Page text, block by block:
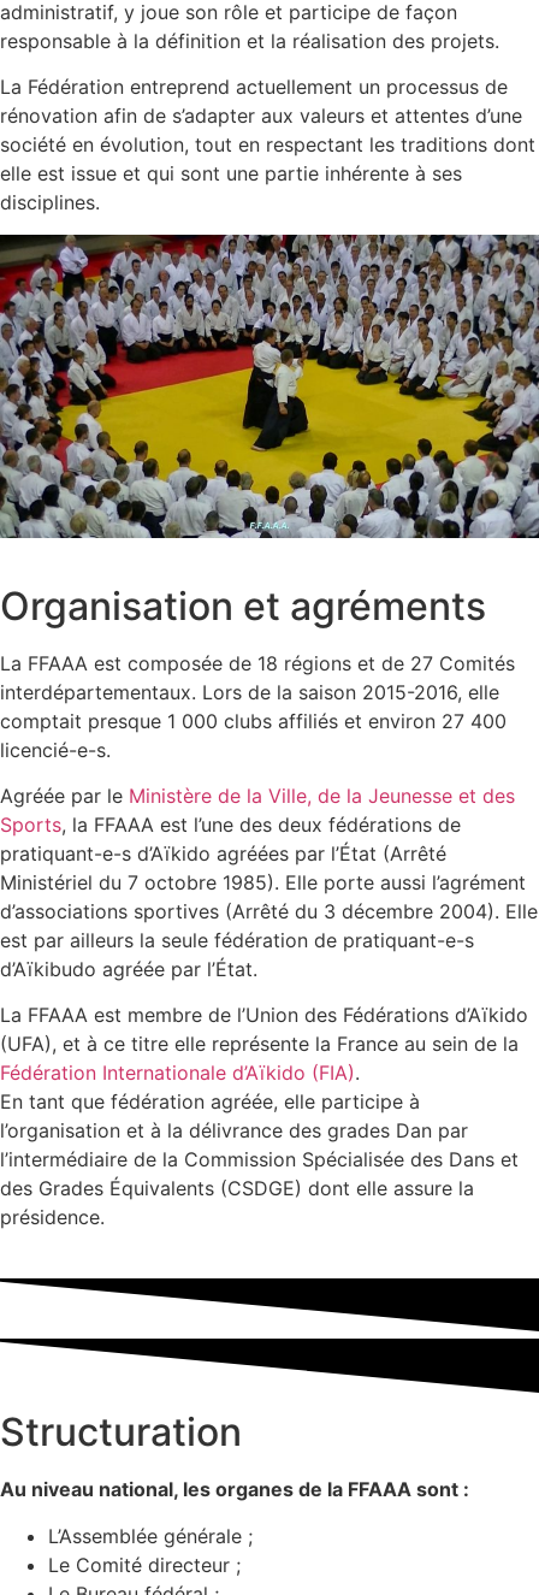
administratif, y joue son rôle et participe de façon
responsable à la définition et la réalisation des projets.
La Fédération entreprend actuellement un processus de
rénovation afin de s’adapter aux valeurs et attentes d’une
société en évolution, tout en respectant les traditions dont
elle est issue et qui sont une partie inhérente à ses
disciplines.
Organisation et agréments
La FFAAA est composée de 18 régions et de 27 Comités
interdépartementaux. Lors de la saison 2015-2016, elle
comptait presque 1 000 clubs affiliés et environ 27 400
licencié-e-s.
Agréée par le Ministère de la Ville, de la Jeunesse et des
Sports, la FFAAA est l’une des deux fédérations de
pratiquant-e-s d’Aïkido agréées par l’État (Arrêté
Ministériel du 7 octobre 1985). Elle porte aussi l’agrément
d’associations sportives (Arrêté du 3 décembre 2004). Elle
est par ailleurs la seule fédération de pratiquant-e-s
d’Aïkibudo agréée par l’État.
La FFAAA est membre de l’Union des Fédérations d’Aïkido
(UFA), et à ce titre elle représente la France au sein de la
Fédération Internationale d’Aïkido (FIA).
En tant que fédération agréée, elle participe à
l’organisation et à la délivrance des grades Dan par
l’intermédiaire de la Commission Spécialisée des Dans et
des Grades Équivalents (CSDGE) dont elle assure la
présidence.
Structuration
Au niveau national, les organes de la FFAAA sont :
L’Assemblée générale ;
Le Comité directeur ;